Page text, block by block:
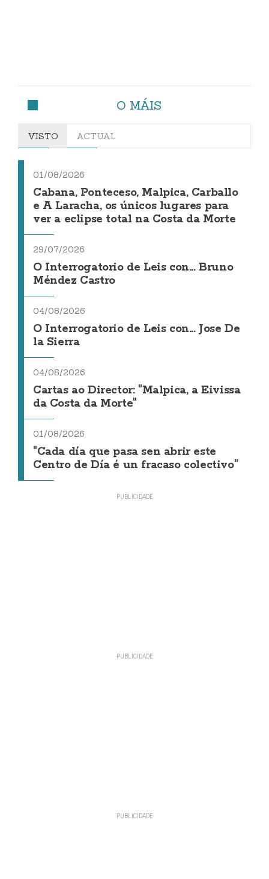
O MÁIS
VISTO ACTUAL
01/08/2026
Cabana, Ponteceso, Malpica, Carballo
e A Laracha, os únicos lugares para
ver a eclipse total na Costa da Morte
29/07/2026
O Interrogatorio de Leis con... Bruno
Méndez Castro
04/08/2026
O Interrogatorio de Leis con... Jose De
la Sierra
04/08/2026
Cartas ao Director: "Malpica, a Eivissa
da Costa da Morte"
01/08/2026
"Cada día que pasa sen abrir este
Centro de Día é un fracaso colectivo"